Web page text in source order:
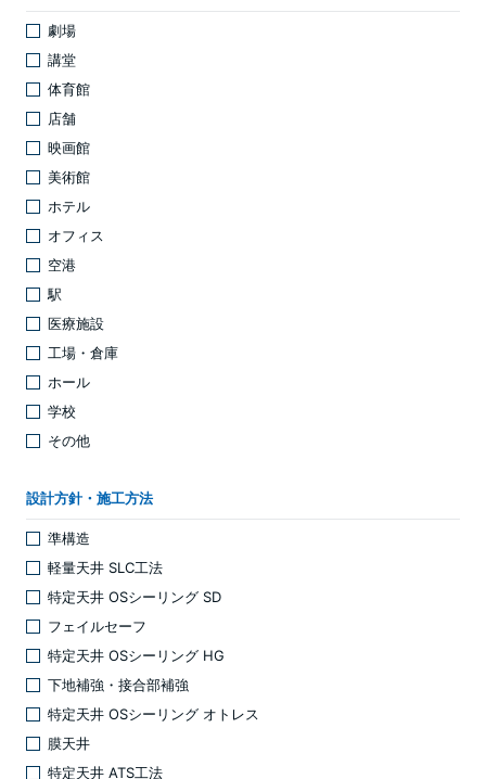
劇場
講堂
体育館
店舗
映画館
美術館
ホテル
オフィス
空港
駅
医療施設
工場・倉庫
ホール
学校
その他
設計方針・施工方法
準構造
軽量天井 SLC工法
特定天井 OSシーリング SD
フェイルセーフ
特定天井 OSシーリング HG
下地補強・接合部補強
特定天井 OSシーリング オトレス
膜天井
特定天井 ATS工法